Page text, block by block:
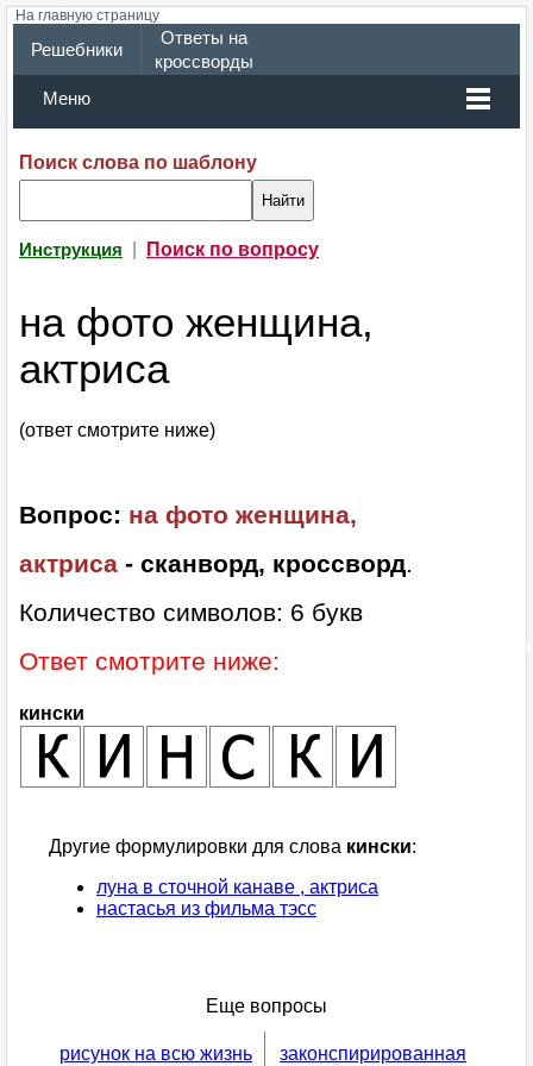
На главную страницу
Решебники
Ответы на
кроссворды
Меню
Поиск слова по шаблону
Инструкция Поиск по вопросу
на фото женщина,
актриса
(ответ смотрите ниже)
Вопрос: на фото женщина,
актриса - сканворд, кроссворд.
Количество символов: 6 букв
Ответ смотрите ниже:
кински
Другие формулировки для слова кински:
луна в сточной канаве , актриса
настасья из фильма тэсс
Еще вопросы
рисунок на всю жизнь
законспирированная